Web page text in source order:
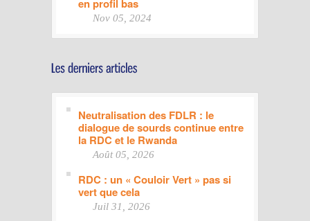
en profil bas
Nov 05, 2024
Neutralisation des FDLR : le
dialogue de sourds continue entre
la RDC et le Rwanda
Août 05, 2026
RDC : un « Couloir Vert » pas si
vert que cela
Juil 31, 2026